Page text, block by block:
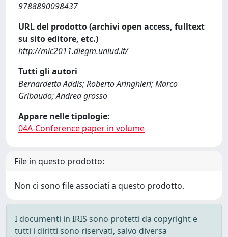
9788890098437
URL del prodotto (archivi open access, fulltext
su sito editore, etc.)
http://mic2011.diegm.uniud.it/
Tutti gli autori
Bernardetta Addis; Roberto Aringhieri; Marco
Gribaudo; Andrea grosso
Appare nelle tipologie:
04A-Conference paper in volume
File in questo prodotto:
Non ci sono file associati a questo prodotto.
I documenti in IRIS sono protetti da copyright e
tutti i diritti sono riservati, salvo diversa